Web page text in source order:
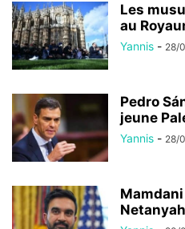
Les
au
Yannis - 28/
Pedro
jeune
Yannis - 28/